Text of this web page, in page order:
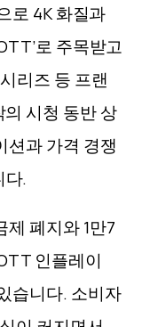
로 4K 화질과
로 주목받고
리즈 등 프랜
시청 동반 상
션과 가격 경쟁
다.
제 폐지와 1만7
인플레이
습니다. 소비자